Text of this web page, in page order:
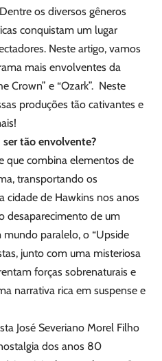
os diversos gêneros
conquistam um lugar
Neste artigo, vamos
mais envolventes da
Crown” e “Ozark”. Neste
produções tão cativantes e
ser tão envolvente?
que combina elementos de
transportando os
cidade de Hawkins nos anos
desaparecimento de um
paralelo, o “Upside
junto com uma misteriosa
forças sobrenaturais e
narrativa rica em suspense e
José Severiano Morel Filho
dos anos 80